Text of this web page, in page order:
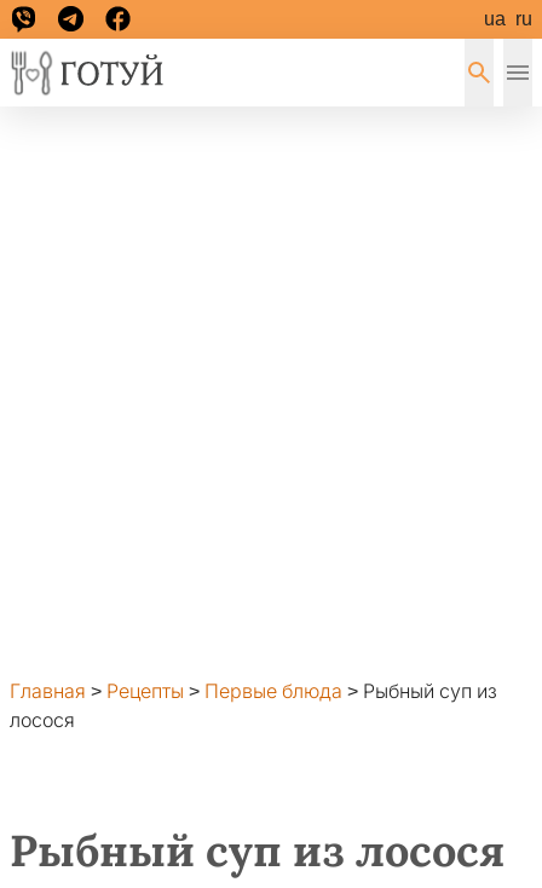
ua ru
Главная > Рецепты > Первые блюда > Рыбный суп из
лосося
Рыбный суп из лосося